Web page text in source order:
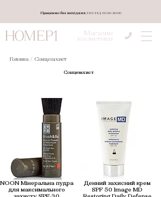
Працюємо без вихіднихПН-НД 08:00-20:00
Магазин
косметики
Головна / Сонцезахист
Сонцезахист
NOON Мінеральна пудра
для максимального
Денний захисний крем
SPF 50 Image MD